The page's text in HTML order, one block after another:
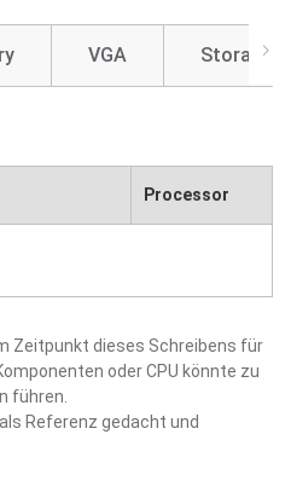
VGA Storage
Processor
Zeitpunkt dieses Schreibens für
oder CPU könnte zu
führen.
Referenz gedacht und